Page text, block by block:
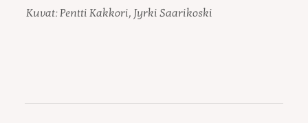
Kuvat: Pentti Kakkori, Jyrki Saarikoski